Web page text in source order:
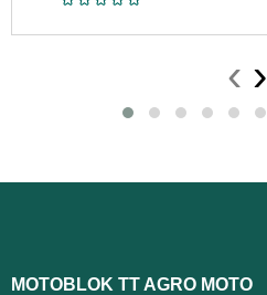
‹ ›
MOTOBLOK TT AGRO MOTO